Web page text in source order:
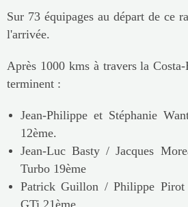
Sur 73 équipages au départ de ce
l'arrivée.
Après 1000 kms à travers la
terminent :
Jean-Philippe et Stéphanie
12ème.
Jean-Luc Basty / Jacques
Turbo 19ème
Patrick Guillon / Philippe Pirot
GTi 21ème